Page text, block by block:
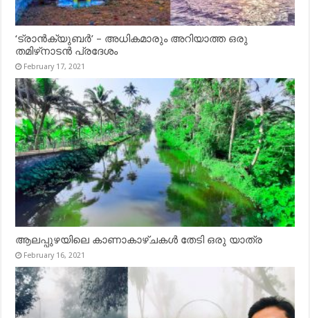
‘ട്രാൻക്യുബർ’ – അധികമാരും അറിയാത്ത ഒരു
തമിഴ്‌നാടൻ പ്രദേശം
February 17, 2021
ആലപ്പുഴയിലെ കാണാകാഴ്ചകൾ തേടി ഒരു യാത്ര
February 16, 2021